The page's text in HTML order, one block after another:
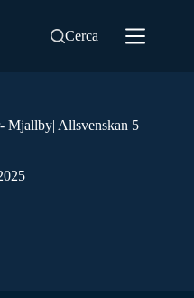
Cerca
Allsvenskan 5